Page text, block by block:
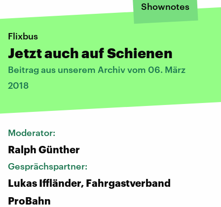
Shownotes
Flixbus
Jetzt auch auf Schienen
Beitrag aus unserem Archiv vom 06. März
2018
Moderator:
Ralph Günther
Gesprächspartner:
Lukas Iffländer, Fahrgastverband
ProBahn